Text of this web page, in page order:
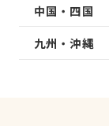
中国・四国
九州・沖縄